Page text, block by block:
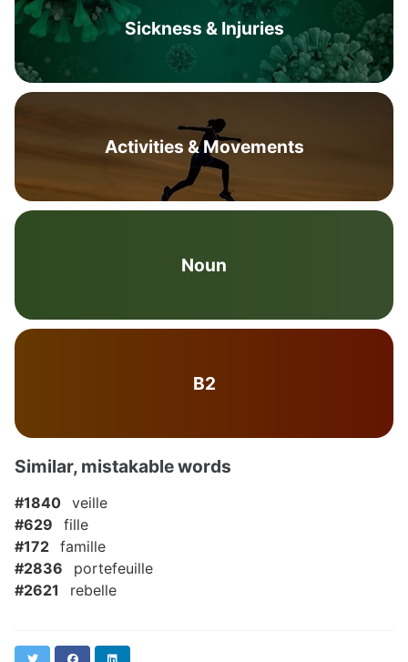
Sickness & Injuries
Activities & Movements
Noun
B2
Similar, mistakable words
#1840 veille
#629
fille
#172 famille
#2836
portefeuille
#2621
rebelle
Twitter Facebook